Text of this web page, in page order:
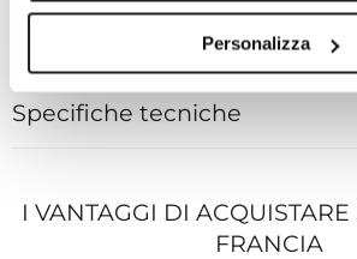
Personalizza
Fibbia Chiusura deployante
Specifiche tecniche
I VANTAGGI DI
FRANCIA